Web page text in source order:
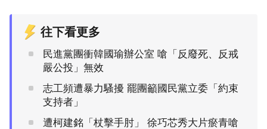
往下看更多
民進黨團衝韓國瑜辦公室 嗆「反廢死、反戒
嚴公投」無效
志工頻遭暴力騷擾 罷團籲國民黨立委「約束
支持者」
遭柯建銘「杖擊手肘」 徐巧芯秀大片瘀青嗆